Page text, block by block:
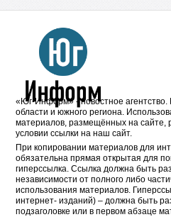
«Юг-Информ» - новостное агентство.
области и южного региона.
материалов, размещённых на сайте,
условии ссылки на наш сайт.
При копировании материалов для
обязательна прямая открытая для
гиперссылка. Ссылка должна быть
независимости от полного либо
использования материалов.
интернет- изданий) – должна быть
подзаголовке или в первом абзаце